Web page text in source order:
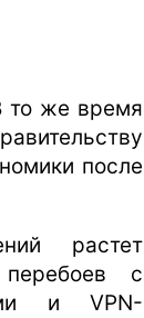
то же время
после
растет
с
и VPN-